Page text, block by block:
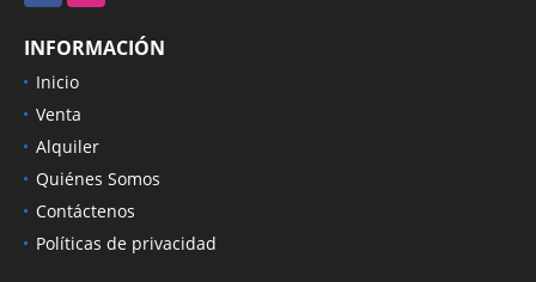
INFORMACIÓN
Inicio
Venta
Alquiler
Quiénes Somos
Contáctenos
Políticas de privacidad